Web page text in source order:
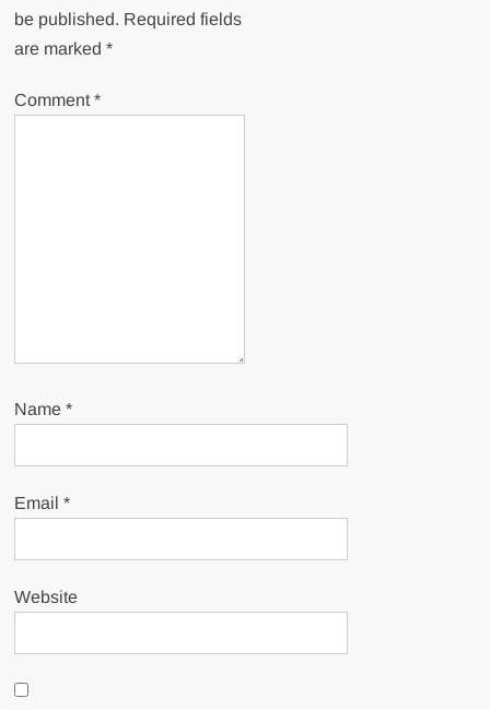
be published. Required fields
are marked*
Comment*
Name*
Email*
Website